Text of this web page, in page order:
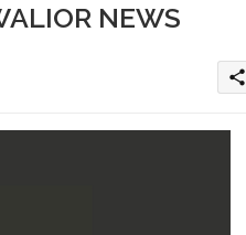
NEWS
share